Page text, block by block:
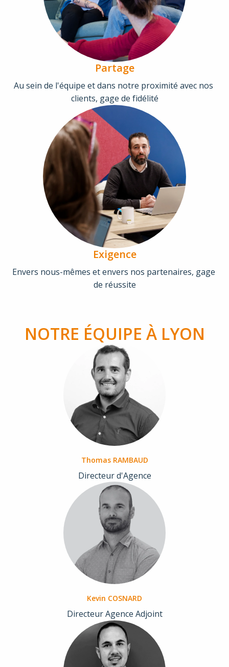
Partage
Au sein de l'équipe et dans notre proximité avec nos
clients, gage de fidélité
Exigence
Envers nous-mêmes et envers nos partenaires, gage
de réussite
NOTRE ÉQUIPE À LYON
Thomas RAMBAUD
Directeur d'Agence
Kevin COSNARD
Directeur Agence Adjoint